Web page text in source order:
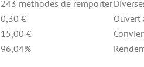
243 méthodes de remporter
0,30 €
Ouvert
15,00 €
96,04%